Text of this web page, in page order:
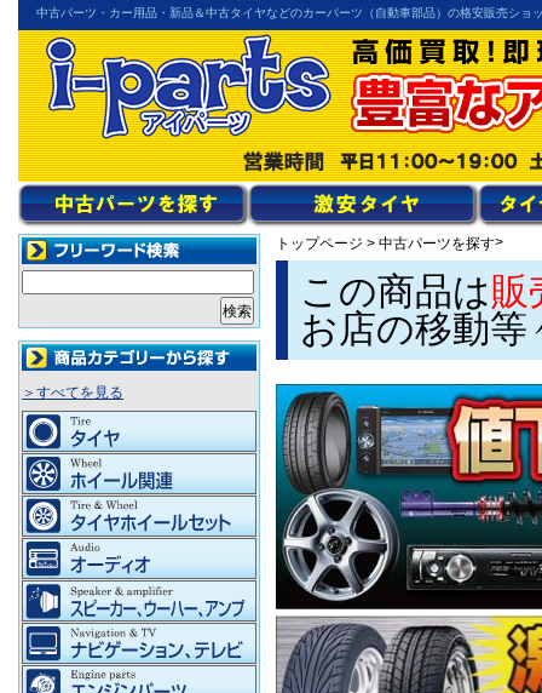
中古パーツ・カー用品・新品＆中古タイヤなどのカーパーツ（自動車部品）の格安販売ショ
トップページ > 中古パーツを探す>
この商品は販
お店の移動
＞すべてを見る